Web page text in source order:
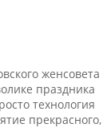
женсовета
праздника
технология
прекрасного,